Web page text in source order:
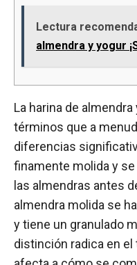
Lectura
almendra y yogur
La harina de
términos que a
diferencias
finamente molida y
las almendras antes
almendra molida se
y tiene un granulado
distinción radica en el